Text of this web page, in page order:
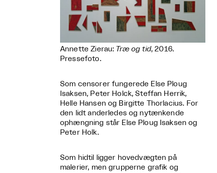
Annette Zierau: Træ og tid, 2016.
Pressefoto.
Som censorer fungerede Else Ploug
Isaksen, Peter Holck, Steffan Herrik,
Helle Hansen og Birgitte Thorlacius. For
den lidt anderledes og nytænkende
ophængning står Else Ploug Isaksen og
Peter Holk.
Som hidtil ligger hovedvægten på
malerier, men grupperne grafik og